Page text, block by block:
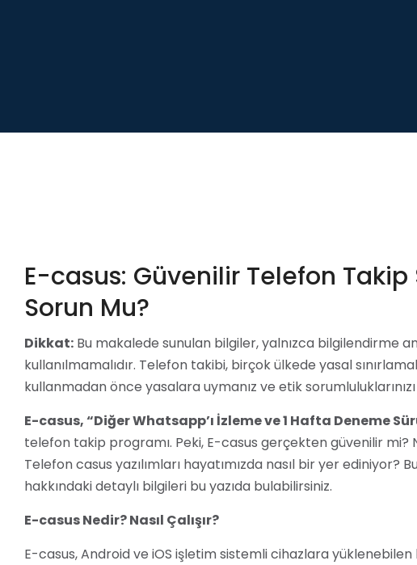
E-casus: Güvenilir Telefon
Sorun Mu?
Dikkat: Bu makalede sunulan bilgiler, yalnızca bilgilendirme
kullanılmamalıdır. Telefon takibi, birçok ülkede yasal
kullanmadan önce yasalara uymanız ve etik
E-casus, “Diğer Whatsapp’ı İzleme ve 1 Hafta Deneme
telefon takip programı. Peki, E-casus gerçekten güvenilir mi?
Telefon casus yazılımları hayatımızda nasıl bir yer ediniyor?
hakkındaki detaylı bilgileri bu yazıda bulabilirsiniz.
E-casus Nedir? Nasıl Çalışır?
E-casus, Android ve iOS işletim sistemli cihazlara yüklenebilen